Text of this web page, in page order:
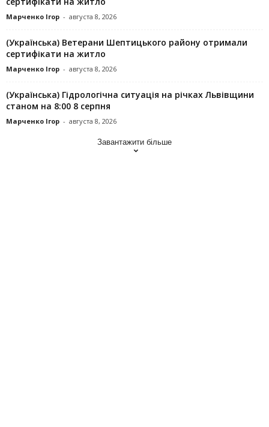
Марченко Ігор - августа 8, 2026
(Українська) Ветерани Шептицького району отримали
сертифікати на житло
Марченко Ігор - августа 8, 2026
(Українська) Гідрологічна ситуація на річках Львівщини
станом на 8:00 8 серпня
Марченко Ігор - августа 8, 2026
Завантажити більше